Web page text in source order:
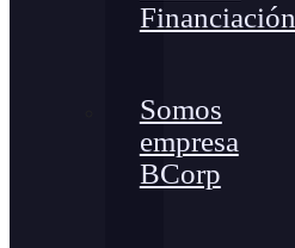
Financiación
Somos
empresa
BCorp